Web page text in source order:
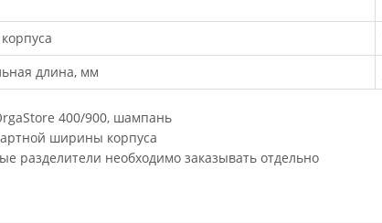
длина, мм
400/900, шампань
ширины корпуса
разделители необходимо заказывать отдельно